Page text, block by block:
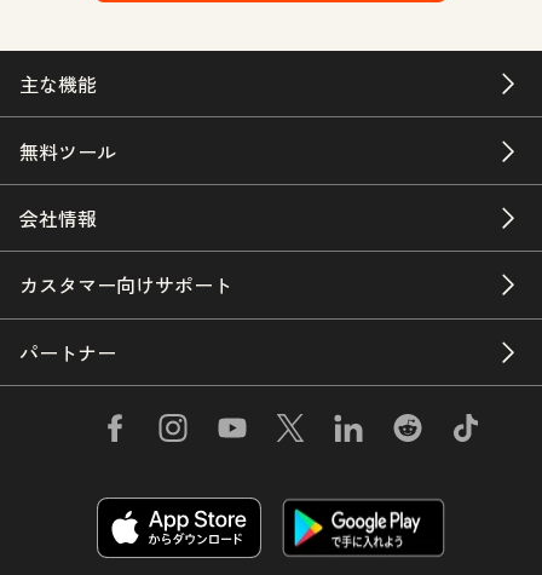
主な機能
無料ツール
会社情報
カスタマー向けサポート
パートナー